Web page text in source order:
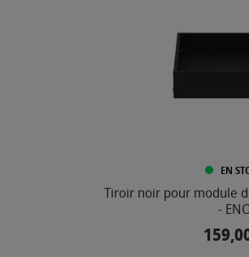
EN
Tiroir noir pour module
-
Prix